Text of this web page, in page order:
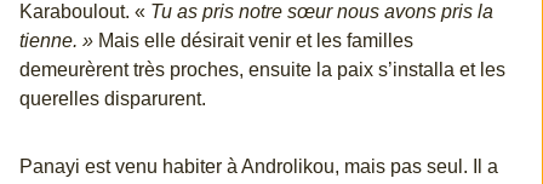
Karaboulout. « Tu as pris notre sœur nous avons pris la
tienne. »Mais elle désirait venir et les familles
demeurèrent très proches, ensuite la paix s’installa et les
querelles disparurent.
Panayi est venu habiter à Androlikou, mais pas seul. Il a